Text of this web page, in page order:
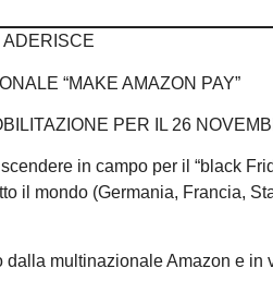
ADERISCE
“MAKE AMAZON PAY”
PER IL 26
in campo per il “black
il mondo (Germania, Francia,
multinazionale Amazon e in